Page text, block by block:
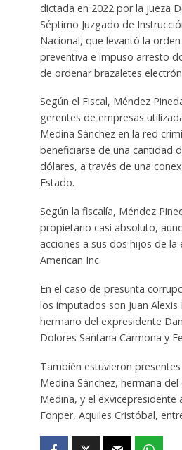
dictada en 2022 por la jueza
Séptimo Juzgado de
Nacional, que levantó la
preventiva e impuso arresto
de ordenar brazaletes
Según el Fiscal, Méndez
gerentes de empresas
Medina Sánchez en la red
beneficiarse de una cantidad
dólares, a través de una
Estado.
Según la fiscalía, Méndez
propietario casi absoluto,
acciones a sus dos hijos de la
American Inc.
En el caso de presunta
los imputados son Juan Alexis
hermano del expresidente
Dolores Santana Carmona y
También estuvieron
Medina Sánchez, hermana
Medina, y el exvicepresidente
Fonper, Aquiles Cristóbal,